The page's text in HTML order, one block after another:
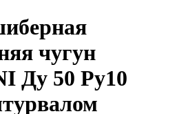
чугун
Ду 50 Ру10